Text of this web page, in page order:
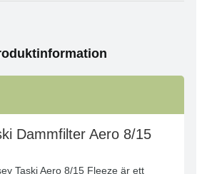
Dammfilter Aero 8/15
Taski Aero 8/15 Fleeze är ett